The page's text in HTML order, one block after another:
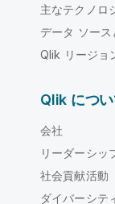
主なテクノロ
データ ソース
Qlik リージョ
Qlik につ
会社
リーダーシッ
社会貢献活動
ダイバーシテ